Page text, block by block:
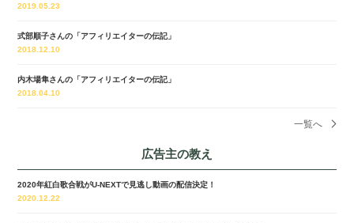
2019.05.23
式部順子さんの「アフィリエイターの伝記」
2018.12.10
内木場隼さんの「アフィリエイターの伝記」
2018.04.10
一覧へ
広告主の教え
2020年紅白歌合戦がU-NEXTで見逃し動画の配信決定！
2020.12.22